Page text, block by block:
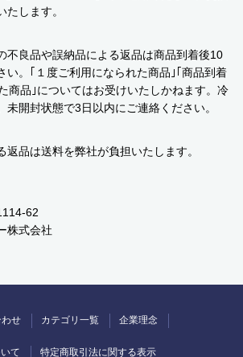
たします。
不良品や誤納品による返品は商品到着後10
い。｢１度ご利用になられた商品｣｢商品到着
商品｣についてはお受けいたしかねます。冷
未開封状態で3日以内にご連絡ください。
返品は送料を弊社が負担いたします。
62
株式会社
せ カテゴリ一覧 企業理念
て 特定商取引法に関する表示